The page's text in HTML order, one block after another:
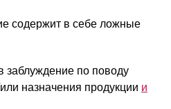
содержит в себе ложные
заблуждение по поводу
назначения продукции и